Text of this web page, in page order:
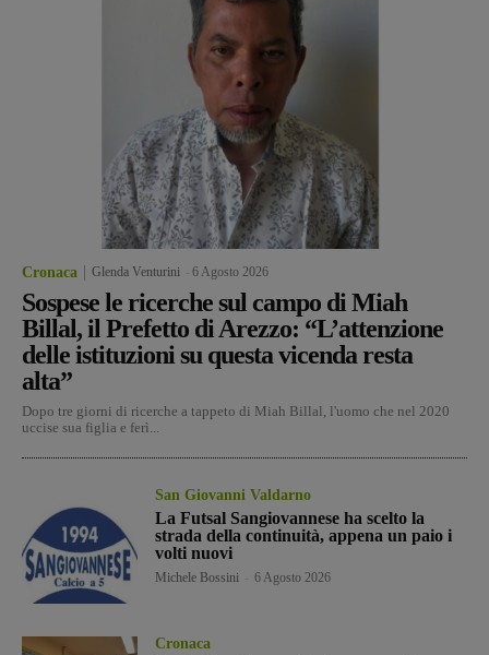
Cronaca Glenda Venturini 6 Agosto 2026
Sospese le ricerche sul campo di Miah
Billal, il Prefetto di Arezzo: “L’attenzione
delle istituzioni su questa vicenda resta
alta”
Dopo tre giorni di ricerche a tappeto di Miah Billal, l'uomo che nel 2020
uccise sua figlia e ferì...
San Giovanni Valdarno
La Futsal Sangiovannese ha scelto la
strada della continuità, appena un paio i
volti nuovi
Michele Bossini 6 Agosto 2026
Cronaca